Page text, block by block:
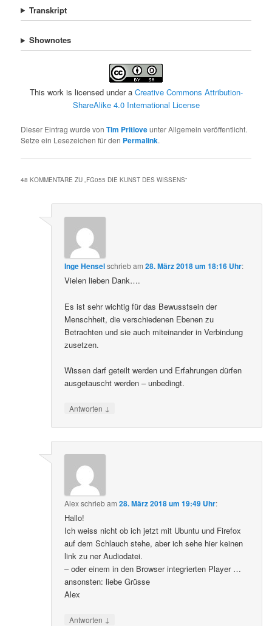
Transkript
Shownotes
This work is licensed under a Creative Commons Attribution-
ShareAlike 4.0 International License
Dieser Eintrag wurde vonTim Pritloveunter Allgemein veröffentlicht.
Setze ein Lesezeichen für den Permalink.
48 KOMMENTARE ZU „FG055 DIE KUNST DES WISSENS“
Inge Henselschriebam28. März 2018 um 18:16 Uhr:
Vielen lieben Dank….
Es ist sehr wichtig für das Bewusstsein der
Menschheit, die verschiedenen Ebenen zu
Betrachten und sie auch miteinander in Verbindung
zusetzen.
Wissen darf geteilt werden und Erfahrungen dürfen
ausgetauscht werden – unbedingt.
Antworten ↓
Alexschriebam28. März 2018 um 19:49 Uhr:
Hallo!
Ich weiss nicht ob ich jetzt mit Ubuntu und Firefox
auf dem Schlauch stehe, aber ich sehe hier keinen
link zu ner Audiodatei.
– oder einem in den Browser integrierten Player …
ansonsten: liebe Grüsse
Alex
Antworten ↓